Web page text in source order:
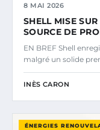
8 MAI 2026
SHELL MISE
SOURCE DE
EN BREF Shell
malgré un solide
INÈS CARON
ÉNERGIES